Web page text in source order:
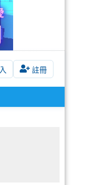
註冊